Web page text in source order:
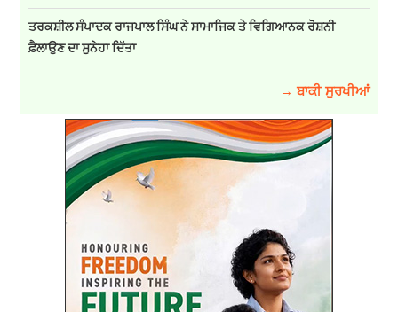
ਤਰਕਸ਼ੀਲ ਸੰਪਾਦਕ ਰਾਜਪਾਲ ਸਿੰਘ ਨੇ ਸਾਮਾਜਿਕ ਤੇ ਵਿਗਿਆਨਕ ਰੋਸ਼ਨੀ
ਫ਼ੈਲਾਉਣ ਦਾ ਸੁਨੇਹਾ ਦਿੱਤਾ
→ ਬਾਕੀ ਸੁਰਖੀਆਂ